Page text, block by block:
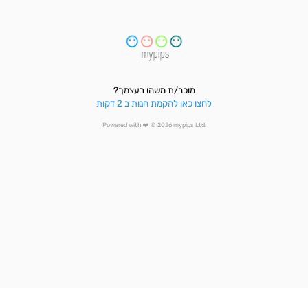
מוכר/ת משהו בעצמך?
לחצו כאן להקמת חנות ב 2 דקות
Powered with ❤️ © 2026 mypips Ltd.